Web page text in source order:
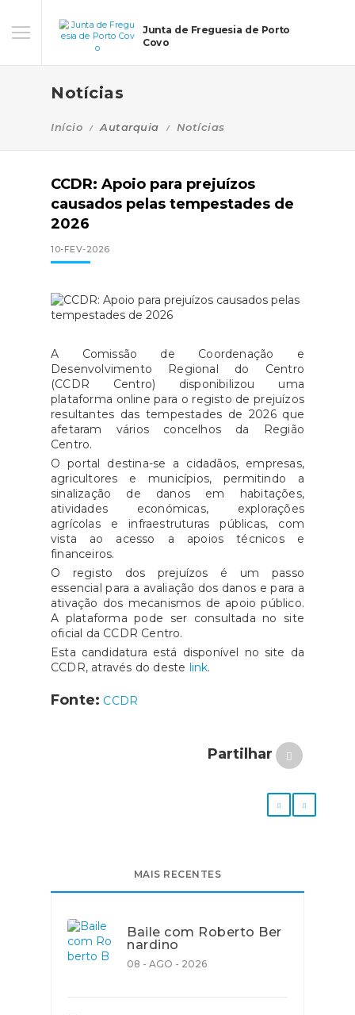
Junta de Freguesia de Porto
Covo
Notícias
Início Autarquia Notícias
CCDR: Apoio para prejuízos
causados pelas tempestades de
2026
10-FEV-2026
A Comissão de Coordenação e
Desenvolvimento Regional do Centro
(CCDR Centro) disponibilizou uma
plataforma online para o registo de prejuízos
resultantes das tempestades de 2026 que
afetaram vários concelhos da Região
Centro.
O portal destina-se a cidadãos, empresas,
agricultores e municípios, permitindo a
sinalização de danos em habitações,
atividades económicas, explorações
agrícolas e infraestruturas públicas, com
vista ao acesso a apoios técnicos e
financeiros.
O registo dos prejuízos é um passo
essencial para a avaliação dos danos e para a
ativação dos mecanismos de apoio público.
A plataforma pode ser consultada no site
oficial da CCDR Centro.
Esta candidatura está disponível no site da
CCDR, através do deste link.
Fonte: CCDR
Partilhar
MAIS RECENTES
Baile com Roberto Ber
nardino
08 - AGO - 2026